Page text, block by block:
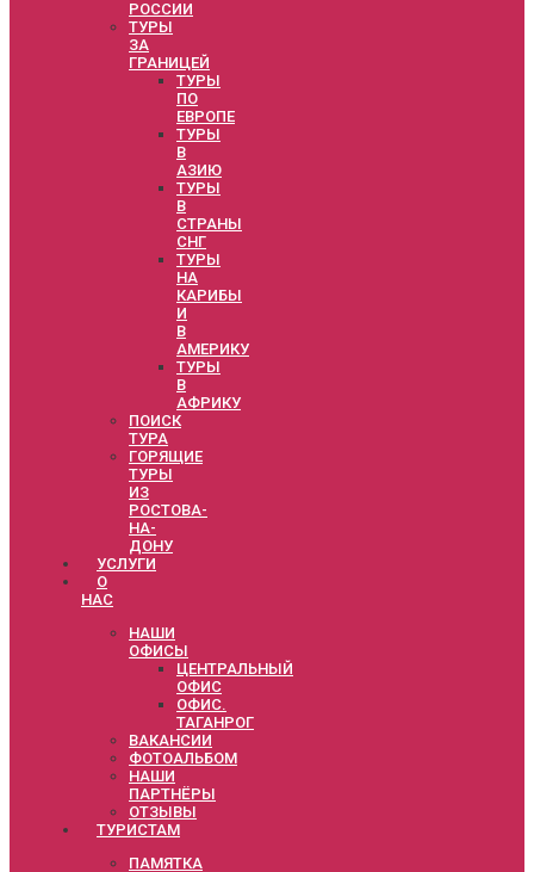
РОССИИ
ТУРЫ
ЗА
ГРАНИЦЕЙ
ТУРЫ
ПО
ЕВРОПЕ
ТУРЫ
В
АЗИЮ
ТУРЫ
В
СТРАНЫ
СНГ
ТУРЫ
НА
КАРИБЫ
И
В
АМЕРИКУ
ТУРЫ
В
АФРИКУ
ПОИСК
ТУРА
ГОРЯЩИЕ
ТУРЫ
ИЗ
РОСТОВА-
НА-
ДОНУ
УСЛУГИ
О
НАС
НАШИ
ОФИСЫ
ЦЕНТРАЛЬНЫЙ
ОФИС
ОФИС.
ТАГАНРОГ
ВАКАНСИИ
ФОТОАЛЬБОМ
НАШИ
ПАРТНЁРЫ
ОТЗЫВЫ
ТУРИСТАМ
ПАМЯТКА